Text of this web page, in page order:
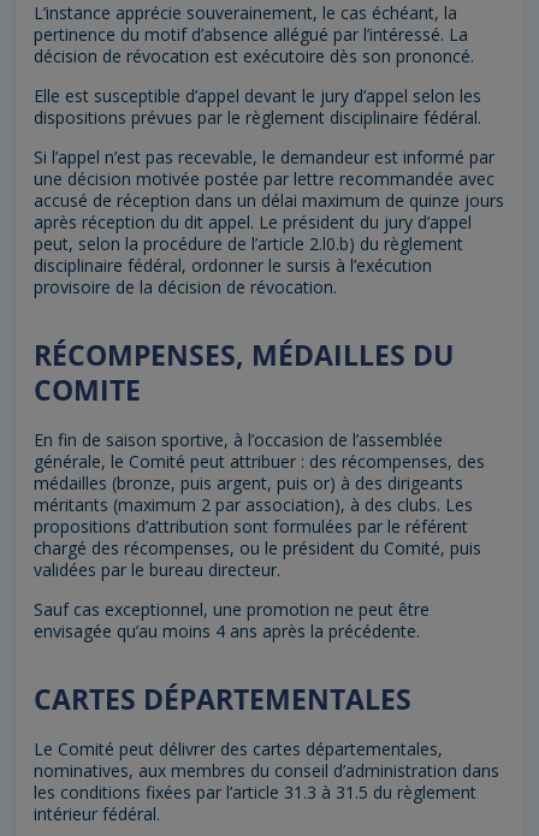
L’instance apprécie souverainement, le cas échéant, la
pertinence du motif d’absence allégué par l’intéressé. La
décision de révocation est exécutoire dès son prononcé.
Elle est susceptible d’appel devant le jury d’appel selon les
dispositions prévues par le règlement disciplinaire fédéral.
Si l’appel n’est pas recevable, le demandeur est informé par
une décision motivée postée par lettre recommandée avec
accusé de réception dans un délai maximum de quinze jours
après réception du dit appel. Le président du jury d’appel
peut, selon la procédure de l’article 2.l0.b) du règlement
disciplinaire fédéral, ordonner le sursis à l’exécution
provisoire de la décision de révocation.
RÉCOMPENSES, MÉDAILLES DU
COMITE
En fin de saison sportive, à l’occasion de l’assemblée
générale, le Comité peut attribuer : des récompenses, des
médailles (bronze, puis argent, puis or) à des dirigeants
méritants (maximum 2 par association), à des clubs. Les
propositions d’attribution sont formulées par le référent
chargé des récompenses, ou le président du Comité, puis
validées par le bureau directeur.
Sauf cas exceptionnel, une promotion ne peut être
envisagée qu’au moins 4 ans après la précédente.
CARTES DÉPARTEMENTALES
Le Comité peut délivrer des cartes départementales,
nominatives, aux membres du conseil d’administration dans
les conditions fixées par l’article 31.3 à 31.5 du règlement
intérieur fédéral.